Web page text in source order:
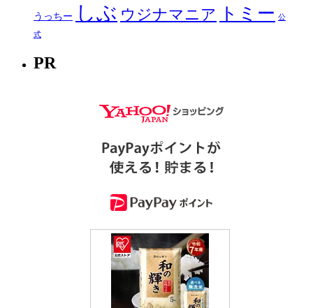
うっちー しぶ ウジナマニア トミー 公
式
PR